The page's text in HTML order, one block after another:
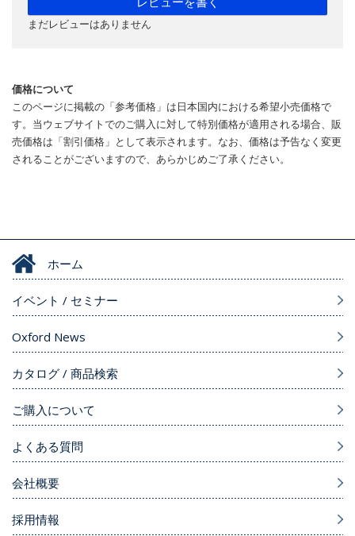
まだレビューはありません
価格について
このページに掲載の「参考価格」は日本国内における希望小売価格で
す。当ウェブサイトでのご購入に対して特別価格が適用される場合、販
売価格は「割引価格」として表示されます。なお、価格は予告なく変更
されることがございますので、あらかじめご了承ください。
ホーム
イベント / セミナー
Oxford News
カタログ / 商品検索
ご購入について
よくある質問
会社概要
採用情報